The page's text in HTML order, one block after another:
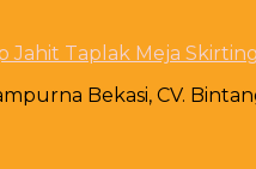
Jahit Taplak Meja
Bekasi, CV.